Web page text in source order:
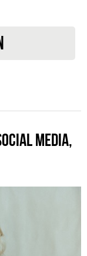
MEDIA,